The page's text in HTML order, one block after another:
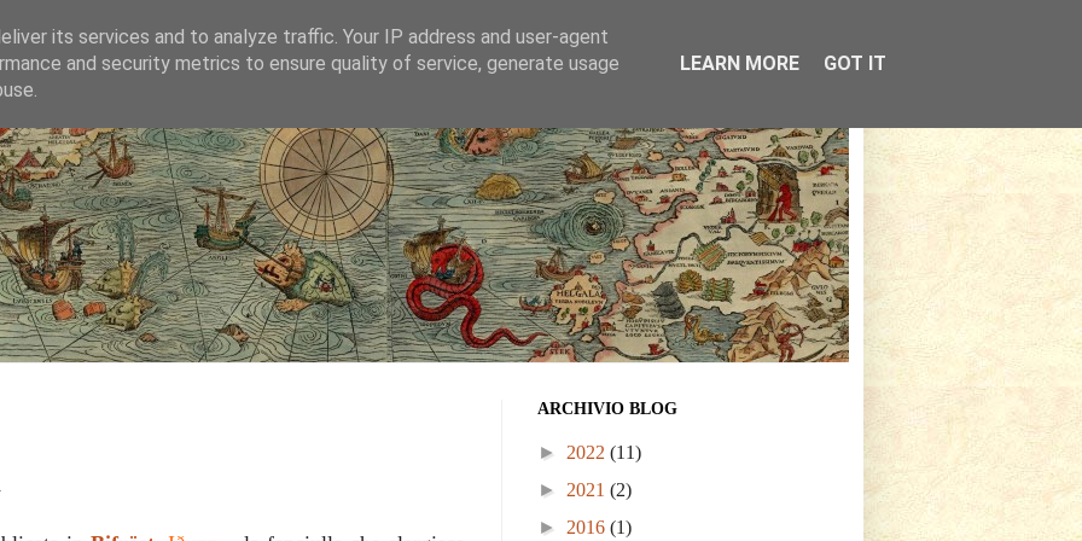
del Progetto Bifröst
ARCHIVIO BLOG
► 2022 (11)
► 2021 (2)
► 2016 (1)
its services and to analyze traffic. Your IP address and user-agent
and security metrics to ensure quality of service, generate usage
LEARN MORE GOT IT